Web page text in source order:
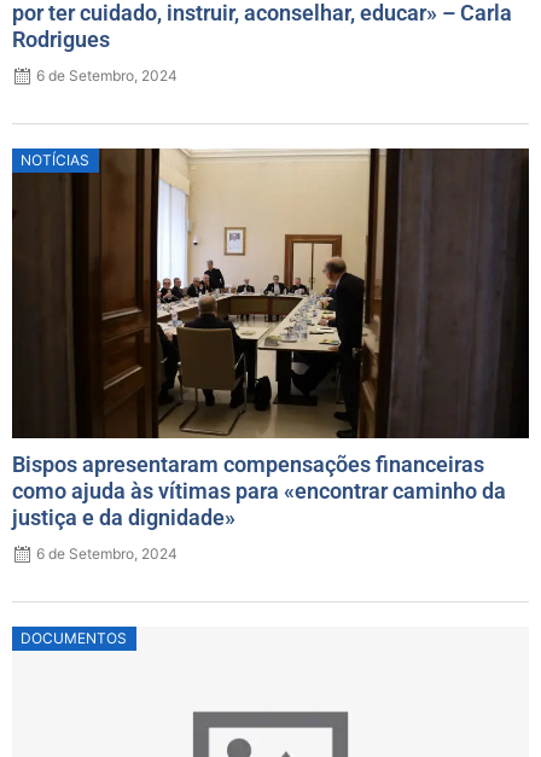
por ter cuidado, instruir, aconselhar, educar» – Carla
Rodrigues
6 de Setembro, 2024
NOTÍCIAS
Bispos apresentaram compensações financeiras
como ajuda às vítimas para «encontrar caminho da
justiça e da dignidade»
Posted
6 de Setembro, 2024
DOCUMENTOS
Posted